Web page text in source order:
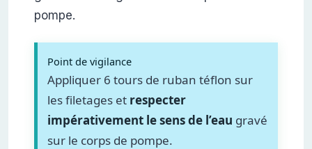
pompe.
Point de vigilance
Appliquer 6 tours de ruban téflon sur
les filetages et respecter
impérativement le sens de l’eau gravé
sur le corps de pompe.